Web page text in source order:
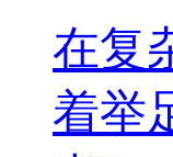
在复
着举